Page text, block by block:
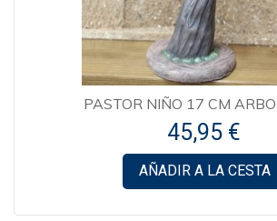
PASTOR NIÑO 17 CM
45,95 €
AÑADIR A LA CESTA